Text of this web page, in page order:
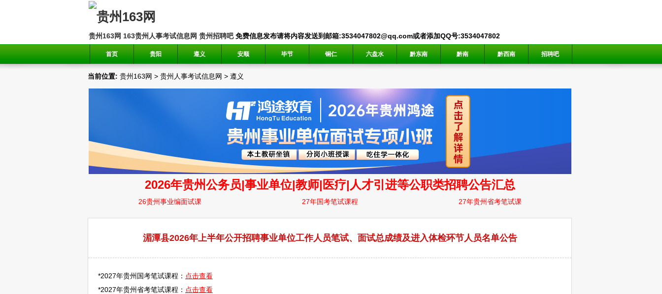
贵州163网 163贵州人事考试信息网 贵州招聘吧免费信息发布请将内容发送到邮箱:3534047802@qq.com或者添加QQ号:3534047802
首页 贵阳 遵义 安顺 毕节 铜仁 六盘水 黔东南 黔南 黔西南 招聘吧
当前位置: 贵州163网 > 贵州人事考试信息网 > 遵义
湄潭县2026年上半年公开招聘事业单位工作人员笔试、面试总成绩及进入体检环节人员名单公告
*2027年贵州国考笔试课程： 点击查看
*2027年贵州省考笔试课程： 点击查看